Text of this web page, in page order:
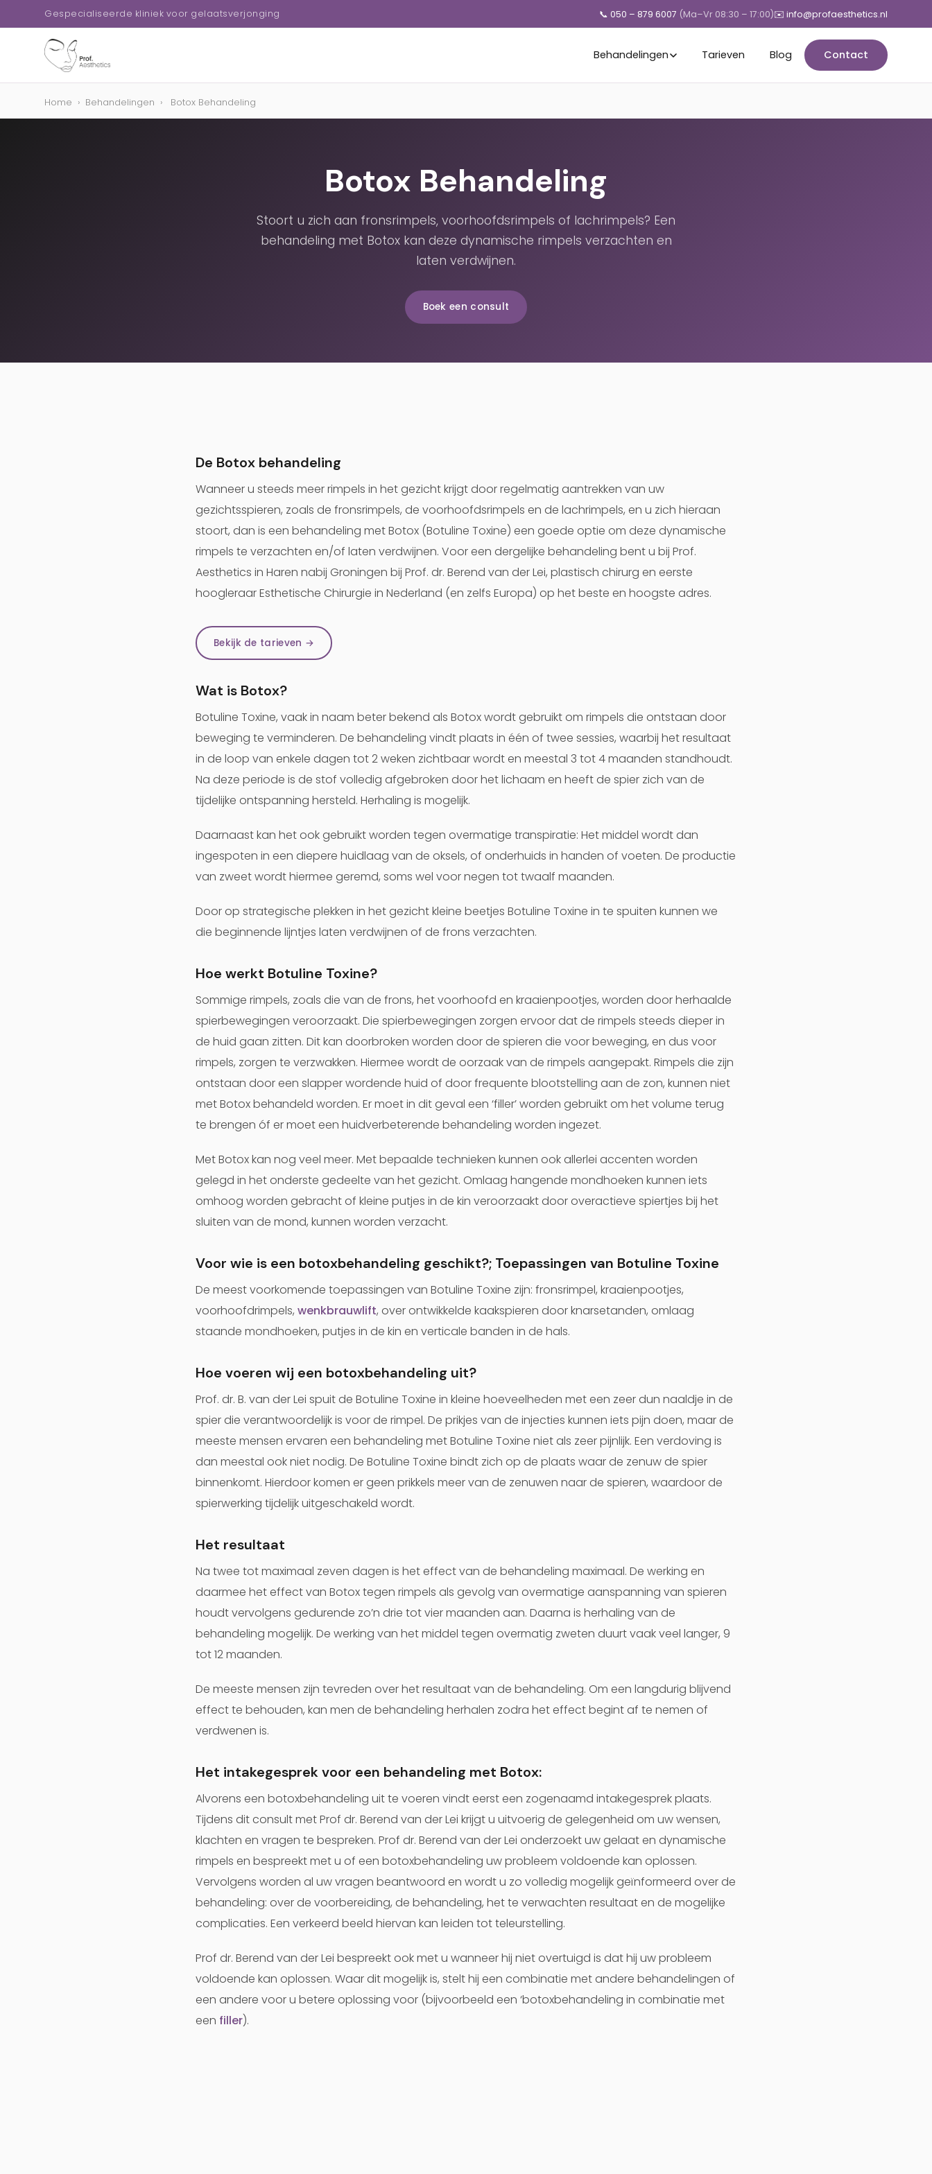
Gespecialiseerde kliniek voor gelaatsverjonging 📞 050 – 879 6007 (Ma–Vr 08:30 – 17:00)✉️ info@profaesthetics.nl
Behandelingen Tarieven Blog Contact
Home › Behandelingen › Botox Behandeling
Botox Behandeling
Stoort u zich aan fronsrimpels, voorhoofdsrimpels of lachrimpels? Een
behandeling met Botox kan deze dynamische rimpels verzachten en
laten verdwijnen.
Boek een consult
De Botox behandeling
Wanneer u steeds meer rimpels in het gezicht krijgt door regelmatig aantrekken van uw
gezichtsspieren, zoals de fronsrimpels, de voorhoofdsrimpels en de lachrimpels, en u zich hieraan
stoort, dan is een behandeling met Botox (Botuline Toxine) een goede optie om deze dynamische
rimpels te verzachten en/of laten verdwijnen. Voor een dergelijke behandeling bent u bij Prof.
Aesthetics in Haren nabij Groningen bij Prof. dr. Berend van der Lei, plastisch chirurg en eerste
hoogleraar Esthetische Chirurgie in Nederland (en zelfs Europa) op het beste en hoogste adres.
Bekijk de tarieven →
Wat is Botox?
Botuline Toxine, vaak in naam beter bekend als Botox wordt gebruikt om rimpels die ontstaan door
beweging te verminderen. De behandeling vindt plaats in één of twee sessies, waarbij het resultaat
in de loop van enkele dagen tot 2 weken zichtbaar wordt en meestal 3 tot 4 maanden standhoudt.
Na deze periode is de stof volledig afgebroken door het lichaam en heeft de spier zich van de
tijdelijke ontspanning hersteld. Herhaling is mogelijk.
Daarnaast kan het ook gebruikt worden tegen overmatige transpiratie: Het middel wordt dan
ingespoten in een diepere huidlaag van de oksels, of onderhuids in handen of voeten. De productie
van zweet wordt hiermee geremd, soms wel voor negen tot twaalf maanden.
Door op strategische plekken in het gezicht kleine beetjes Botuline Toxine in te spuiten kunnen we
die beginnende lijntjes laten verdwijnen of de frons verzachten.
Hoe werkt Botuline Toxine?
Sommige rimpels, zoals die van de frons, het voorhoofd en kraaienpootjes, worden door herhaalde
spierbewegingen veroorzaakt. Die spierbewegingen zorgen ervoor dat de rimpels steeds dieper in
de huid gaan zitten. Dit kan doorbroken worden door de spieren die voor beweging, en dus voor
rimpels, zorgen te verzwakken. Hiermee wordt de oorzaak van de rimpels aangepakt. Rimpels die zijn
ontstaan door een slapper wordende huid of door frequente blootstelling aan de zon, kunnen niet
met Botox behandeld worden. Er moet in dit geval een ‘filler’ worden gebruikt om het volume terug
te brengen óf er moet een huidverbeterende behandeling worden ingezet.
Met Botox kan nog veel meer. Met bepaalde technieken kunnen ook allerlei accenten worden
gelegd in het onderste gedeelte van het gezicht. Omlaag hangende mondhoeken kunnen iets
omhoog worden gebracht of kleine putjes in de kin veroorzaakt door overactieve spiertjes bij het
sluiten van de mond, kunnen worden verzacht.
Voor wie is een botoxbehandeling geschikt?; Toepassingen van Botuline Toxine
De meest voorkomende toepassingen van Botuline Toxine zijn: fronsrimpel, kraaienpootjes,
voorhoofdrimpels, wenkbrauwlift, over ontwikkelde kaakspieren door knarsetanden, omlaag
staande mondhoeken, putjes in de kin en verticale banden in de hals.
Hoe voeren wij een botoxbehandeling uit?
Prof. dr. B. van der Lei spuit de Botuline Toxine in kleine hoeveelheden met een zeer dun naaldje in de
spier die verantwoordelijk is voor de rimpel. De prikjes van de injecties kunnen iets pijn doen, maar de
meeste mensen ervaren een behandeling met Botuline Toxine niet als zeer pijnlijk. Een verdoving is
dan meestal ook niet nodig. De Botuline Toxine bindt zich op de plaats waar de zenuw de spier
binnenkomt. Hierdoor komen er geen prikkels meer van de zenuwen naar de spieren, waardoor de
spierwerking tijdelijk uitgeschakeld wordt.
Het resultaat
Na twee tot maximaal zeven dagen is het effect van de behandeling maximaal. De werking en
daarmee het effect van Botox tegen rimpels als gevolg van overmatige aanspanning van spieren
houdt vervolgens gedurende zo’n drie tot vier maanden aan. Daarna is herhaling van de
behandeling mogelijk. De werking van het middel tegen overmatig zweten duurt vaak veel langer, 9
tot 12 maanden.
De meeste mensen zijn tevreden over het resultaat van de behandeling. Om een langdurig blijvend
effect te behouden, kan men de behandeling herhalen zodra het effect begint af te nemen of
verdwenen is.
Het intakegesprek voor een behandeling met Botox:
Alvorens een botoxbehandeling uit te voeren vindt eerst een zogenaamd intakegesprek plaats.
Tijdens dit consult met Prof dr. Berend van der Lei krijgt u uitvoerig de gelegenheid om uw wensen,
klachten en vragen te bespreken. Prof dr. Berend van der Lei onderzoekt uw gelaat en dynamische
rimpels en bespreekt met u of een botoxbehandeling uw probleem voldoende kan oplossen.
Vervolgens worden al uw vragen beantwoord en wordt u zo volledig mogelijk geïnformeerd over de
behandeling: over de voorbereiding, de behandeling, het te verwachten resultaat en de mogelijke
complicaties. Een verkeerd beeld hiervan kan leiden tot teleurstelling.
Prof dr. Berend van der Lei bespreekt ook met u wanneer hij niet overtuigd is dat hij uw probleem
voldoende kan oplossen. Waar dit mogelijk is, stelt hij een combinatie met andere behandelingen of
een andere voor u betere oplossing voor (bijvoorbeeld een ‘botoxbehandeling in combinatie met
een filler).